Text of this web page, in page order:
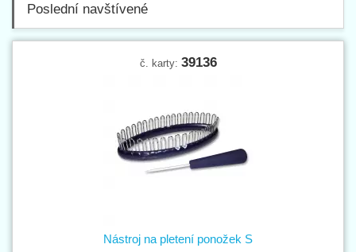
Poslední navštívené
č. karty: 39136
Nástroj na pletení ponožek S